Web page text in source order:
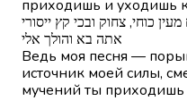
приходишь и уходишь
כוחי, צחוק ובכי קץ ייסורי
אתה בא והולך אלי
Ведь моя песня —
источник моей силы,
мучений ты